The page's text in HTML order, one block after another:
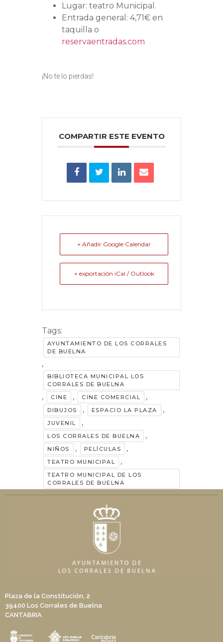
Lugar: teatro Municipal.
Entrada general: 4,71€ en
taquilla o
reservaentradas.com
¡No te lo pierdas!
COMPARTIR ESTE EVENTO
+ Añadir Google Calendar
+ exportación iCal / Outlook
Tags:
AYUNTAMIENTO DE LOS CORRALES
DE BUELNA
,
BIBLIOTECA MUNICIPAL LOS
CORRALES DE BUELNA
, CINE , CINE COMERCIAL ,
DIBUJOS , ESPACIO LA PLAZA ,
JUVENIL ,
LOS CORRALES DE BUELNA ,
NIÑOS , PELÍCULAS ,
TEATRO MUNICIPAL ,
TEATRO MUNICIPAL DE LOS
CORRALES DE BUELNA
Plaza de la Constitución, 2
39400 Los Corrales de Buelna
CANTABRIA